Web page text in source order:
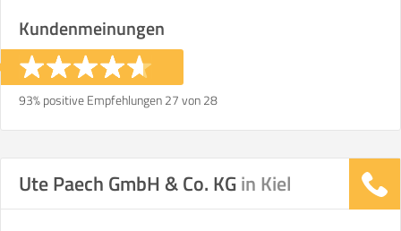
Kundenmeinungen
93% positive Empfehlungen 27 von 28
Ute Paech GmbH & Co. KGin Kiel